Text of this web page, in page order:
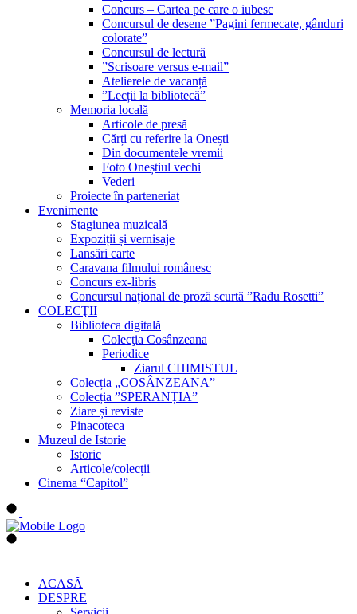
Concurs – Cartea pe care o iubesc
Concursul de desene ”Pagini fermecate, gânduri
colorate”
Concursul de lectură
”Scrisoare versus e-mail”
Atelierele de vacanță
”Lecții la bibliotecă”
Memoria locală
Articole de presă
Cărți cu referire la Onești
Din documentele vremii
Foto Oneștiul vechi
Vederi
Proiecte în parteneriat
Evenimente
Stagiunea muzicală
Expoziții și vernisaje
Lansări carte
Caravana filmului românesc
Concurs ex-libris
Concursul național de proză scurtă ”Radu Rosetti”
COLECŢII
Biblioteca digitală
Colecţia Cosânzeana
Periodice
Ziarul CHIMISTUL
Colecția „COSÂNZEANA”
Colecția ”SPERANȚIA”
Ziare și reviste
Pinacoteca
Muzeul de Istorie
Istoric
Articole/colecții
Cinema “Capitol”
ACASĂ
DESPRE